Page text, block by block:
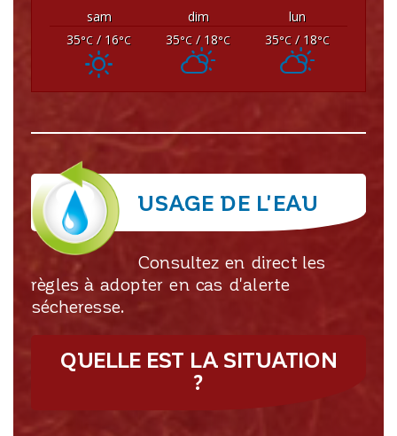
sam dim
lun
35°C / 16°C 35°C / 18°C 35°C / 18°C
USAGE DE L'EAU
Consultez en direct les
règles à adopter en cas d'alerte
sécheresse.
QUELLE EST LA SITUATION
?